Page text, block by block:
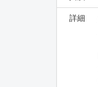
詳細